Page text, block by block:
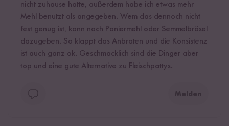
nicht zuhause hatte, außerdem habe ich etwas mehr
Mehl benutzt als angegeben. Wem das dennoch nicht
fest genug ist, kann noch Paniermehl oder Semmelbrösel
dazugeben. So klappt das Anbraten und die Konsistenz
ist auch ganz ok. Geschmacklich sind die Dinger aber
top und eine gute Alternative zu Fleischpattys.
Melden